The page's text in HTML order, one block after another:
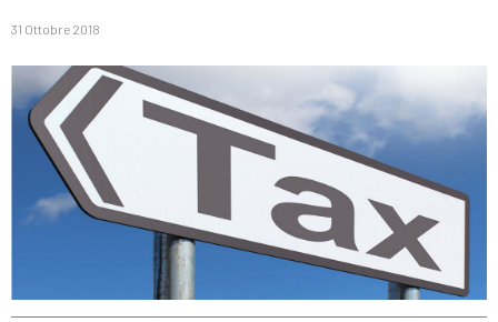
31 Ottobre 2018